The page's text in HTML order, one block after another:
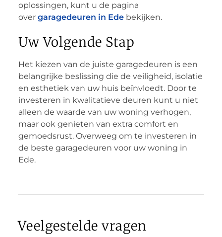
oplossingen, kunt u de pagina
over garagedeuren in Edebekijken.
Uw Volgende Stap
Het kiezen van de juiste garagedeuren is een
belangrijke beslissing die de veiligheid, isolatie
en esthetiek van uw huis beïnvloedt. Door te
investeren in kwalitatieve deuren kunt u niet
alleen de waarde van uw woning verhogen,
maar ook genieten van extra comfort en
gemoedsrust. Overweeg om te investeren in
de beste garagedeuren voor uw woning in
Ede.
Veelgestelde vragen